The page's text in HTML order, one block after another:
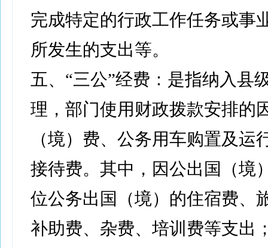
完成特定的行政工作任务或事
所发生的支出等。
五、“三公”经费：是指纳入县
理，部门使用财政拨款安排的
（境）费、公务用车购置及运
接待费。其中，因公出国（境
位公务出国（境）的住宿费、
补助费、杂费、培训费等支出